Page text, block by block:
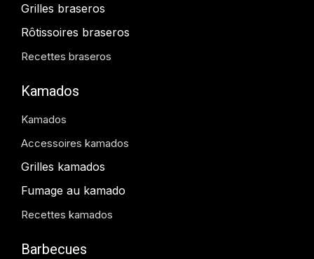
Grilles braseros
Rôtissoires braseros
Recettes braseros
Kamados
Kamados
Accessoires kamados
Grilles kamados
Fumage au kamado
Recettes kamados
Barbecues